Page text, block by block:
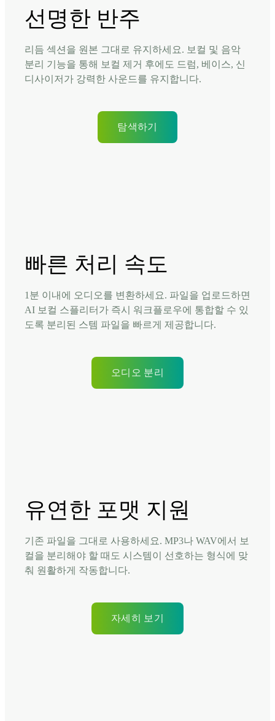
선명한 반주
리듬 섹션을 원본 그대로 유지하세요. 보컬 및 음악
분리 기능을 통해 보컬 제거 후에도 드럼, 베이스, 신
디사이저가 강력한 사운드를 유지합니다.
탐색하기
빠른 처리 속도
1분 이내에 오디오를 변환하세요. 파일을 업로드하면
AI 보컬 스플리터가 즉시 워크플로우에 통합할 수 있
도록 분리된 스템 파일을 빠르게 제공합니다.
오디오 분리
유연한 포맷 지원
기존 파일을 그대로 사용하세요. MP3나 WAV에서 보
컬을 분리해야 할 때도 시스템이 선호하는 형식에 맞
춰 원활하게 작동합니다.
자세히 보기